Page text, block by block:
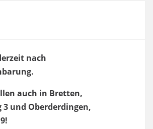
nach
auch in Bretten,
3 und Oberderdingen,